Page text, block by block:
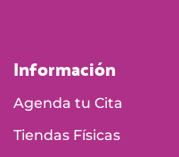
Información
Agenda tu Cita
Tiendas Físicas